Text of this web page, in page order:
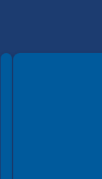
Spełniamy standardy WCAG 2.2
Spełniamy standardy W3C